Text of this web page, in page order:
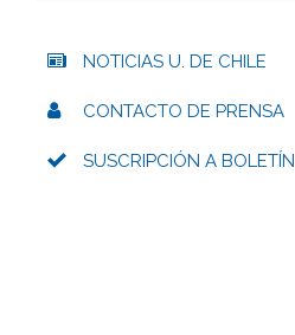
NOTICIAS U. DE CHILE
CONTACTO DE PRENSA
SUSCRIPCIÓN A BOLETÍN